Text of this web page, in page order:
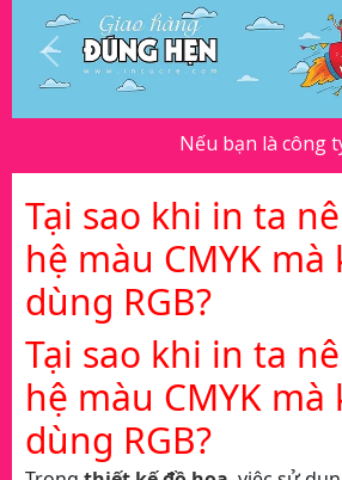
Previous
Nếu bạn là công ty
Tại sao khi in ta
hệ màu CMYK mà
dùng RGB?
Tại sao khi in ta
hệ màu CMYK mà
dùng RGB?